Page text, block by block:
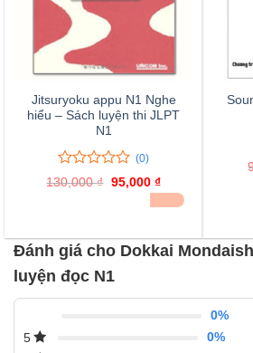
Jitsuryoku appu N1 Nghe
hiểu – Sách luyện thi JLPT
N1
0
trên
0
giá
(0)
130,000₫ Giá
95,000 ₫Giá
hiện
tại
Đánh giá cho Dokkai
luyện đọc N1
0%
5
0%